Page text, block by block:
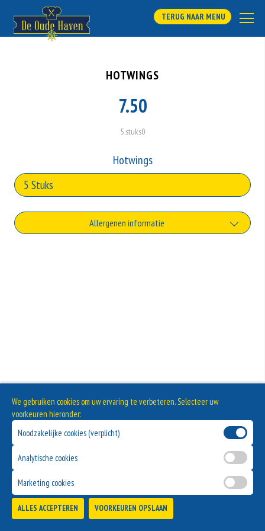
TERUG NAAR MENU
HOTWINGS
7.50
5 stuks0
Hotwings
Allergenen informatie
We gebruiken cookies om uw ervaring te verbeteren. Selecteer uw
voorkeuren hieronder:
Noodzakelijke cookies (verplicht)
Analytische cookies
Marketing cookies
ALLES ACCEPTEREN VOORKEUREN OPSLAAN